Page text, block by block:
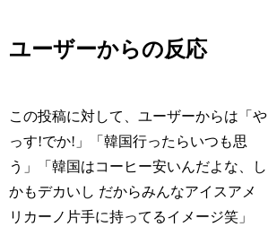
ユーザーからの反応
この投稿に対して、ユーザーからは「や
っす!でか!」「韓国行ったらいつも思
う」「韓国はコーヒー安いんだよな、し
かもデカいし だからみんなアイスアメ
リカーノ片手に持ってるイメージ笑」